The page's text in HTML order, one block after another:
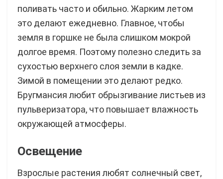
поливать часто и обильно. Жарким летом
это делают ежедневно. Главное, чтобы
земля в горшке не была слишком мокрой
долгое время. Поэтому полезно следить за
сухостью верхнего слоя земли в кадке.
Зимой в помещении это делают редко.
Бругмансия любит обрызгивание листьев из
пульверизатора, что повышает влажность
окружающей атмосферы.
Освещение
Взрослые растения любят солнечный свет,